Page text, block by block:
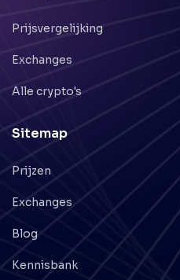
Prijsvergelijking
Exchanges
Alle crypto's
Sitemap
Prijzen
Exchanges
Blog
Kennisbank